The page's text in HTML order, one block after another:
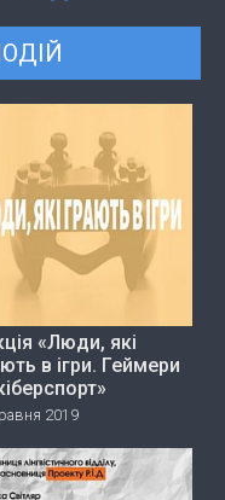
«Люди, які
в ігри. Геймери
2019